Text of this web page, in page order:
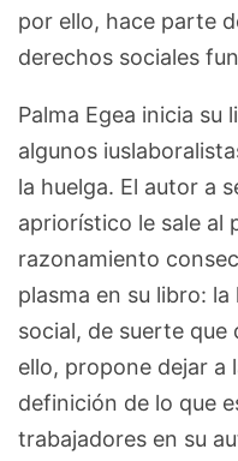
por ello, hace parte
derechos sociales
Palma Egea inicia su
algunos
la huelga. El autor a
apriorístico le sale al
razonamiento
plasma en su libro:
social, de suerte que
ello, propone dejar a
definición de lo que
trabajadores en su